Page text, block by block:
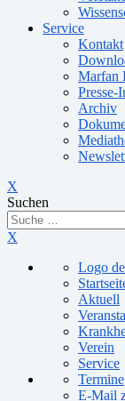
Service
Kontakt
Marfan
Presse-
Archiv
X
Suchen
X
Logo
Aktuell
Verein
Service
Termine
E-Mail